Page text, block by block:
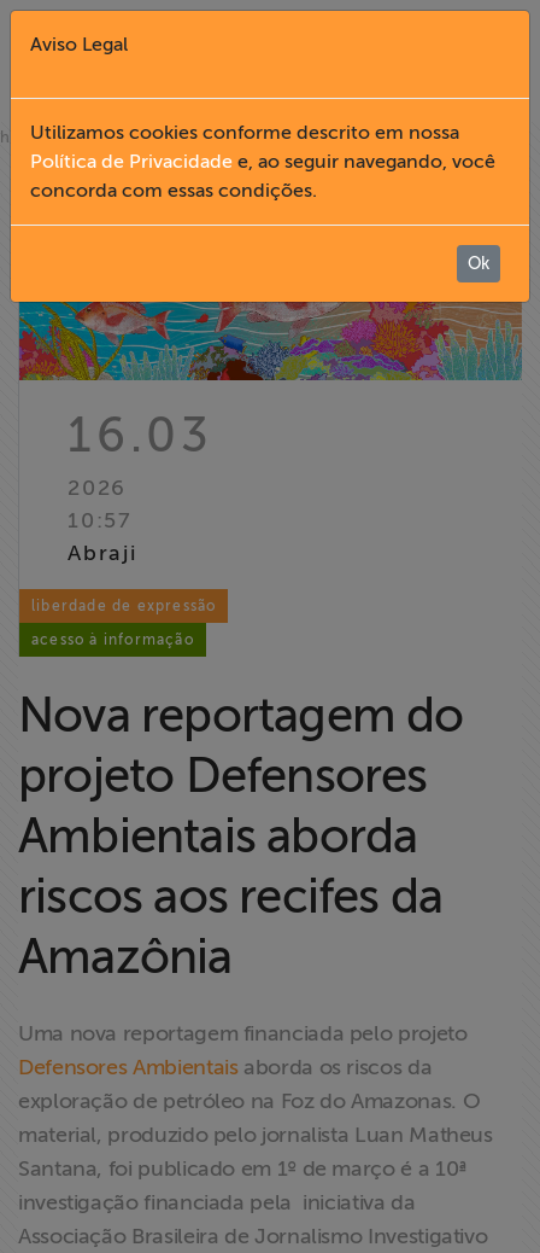
Fechar X
English
Institucional
Informação
Liberdade de
Expressão
Projetos
Proteção Legal
e Litigância
Documentários
dos
Homenageados
Notícias
Doe para
ABRAJI
>> Conteúdo
exclusivo para
associados
home»notícias
16.03
2026
10:57
Abraji
liberdade de expressão
acesso à informação
Nova reportagem do
projeto Defensores
Ambientais aborda
riscos aos recifes da
Amazônia
Uma nova reportagem financiada pelo projeto
Defensores Ambientaisaborda os riscos da
exploração de petróleo na Foz do Amazonas. O
material, produzido pelo jornalista Luan Matheus
Santana, foi publicado em 1º de março é a 10ª
investigação financiada pela iniciativa da
Associação Brasileira de Jornalismo Investigativo
Aviso Legal
Utilizamos cookies conforme descrito em nossa
Política de Privacidade e, ao seguir navegando, você
concorda com essas condições.
Ok